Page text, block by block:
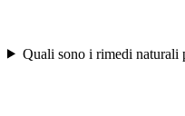
Quali sono i rimedi naturali